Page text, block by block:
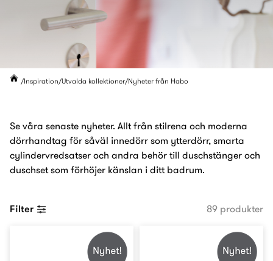
Inspiration Utvalda kollektioner Nyheter från Habo
Se våra senaste nyheter. Allt från stilrena och moderna
dörrhandtag för såväl innedörr som ytterdörr, smarta
cylindervredsatser och andra behör till duschstänger och
duschset som förhöjer känslan i ditt badrum.
Filter 89 produkter